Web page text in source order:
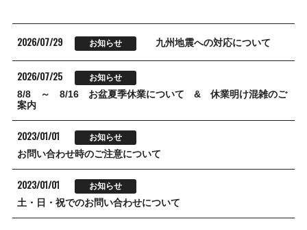
2026/07/29 お知らせ 九州地震への対応について
2026/07/25 お知らせ
8/8 ～ 8/16 お盆夏季休業について & 休業明け混雑のご
案内
2023/01/01 お知らせ
お問い合わせ時のご注意について
2023/01/01 お知らせ
土・日・祝でのお問い合わせについて